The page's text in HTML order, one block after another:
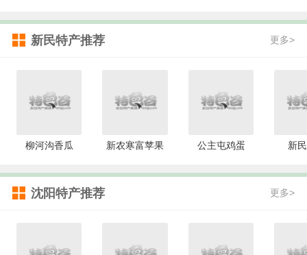
新民特产推荐 更多>
柳河沟香瓜 新农寒富苹果 公主屯鸡蛋 新
沈阳特产推荐 更多>